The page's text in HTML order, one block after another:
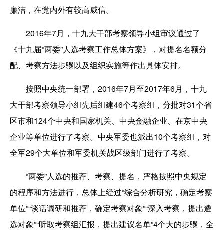
廉洁，在党内外有较高威信。
2016年7月，十九大干部考察领导小组审议通过了
《十九届“两委”人选考察工作总体方案》，对提名名额分
配、考察方法步骤以及组织实施等作出具体安排。
按照中央统一部署，2016年7月至2017年6月，十九
大干部考察领导小组先后组建46个考察组，分批对31个省
区市和124个中央和国家机关、中央金融企业、在京中央
企业等单位进行了考察。中央军委也派出10个考察组，对
全军29个大单位和军委机关战区级部门进行了考察。
“两委”人选的推荐、考察、提名，严格按照中央规定
的程序和方法进行，总体上经过“综合分析研究，确定考察
单位”“谈话调研和推荐，确定考察对象”“深入考察，提出遴
选对象”“听取考察组汇报，提出建议名单”4个大的步骤，全